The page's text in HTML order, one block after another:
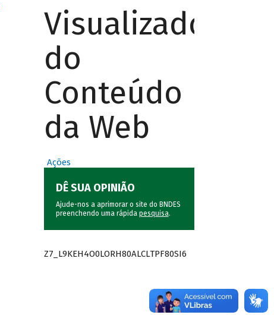
Visualizador
do
Conteúdo
da Web
Ações
DÊ SUA OPINIÃO
Ajude-nos a aprimorar o site do BNDES
preenchendo uma rápida pesquisa.
Z7_L9KEH4O0LORH80ALCLTPF80SI6